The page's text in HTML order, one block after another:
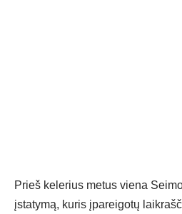
Prieš kelerius metus viena
įstatymą, kuris įpareigotų